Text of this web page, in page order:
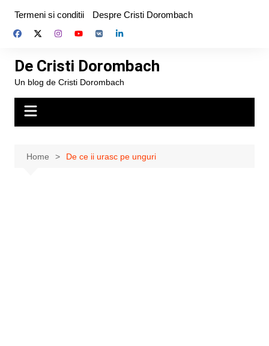
content
Termeni si conditii Despre Cristi Dorombach
De Cristi Dorombach
Un blog de Cristi Dorombach
Home De ce ii urasc pe unguri